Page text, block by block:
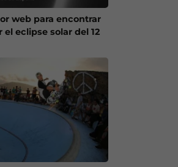
web para encontrar
eclipse solar del 12